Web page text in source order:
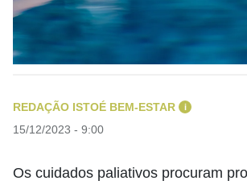
REDAÇÃO ISTOÉ BEM-ESTAR i
15/12/2023 - 9:00
Os cuidados paliativos procuram